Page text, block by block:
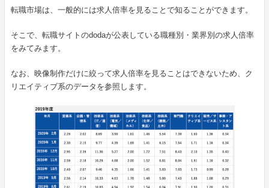
転職市場は、一般的には求人倍率を見ることで知ることができます。
そこで、転職サイトのdodaが公表している職種別・業界別の求人倍率
をみてみます。
なお、映像制作だけに絞って求人倍率を見ることはできないため、ク
リエイティブ系のデータを参照します。